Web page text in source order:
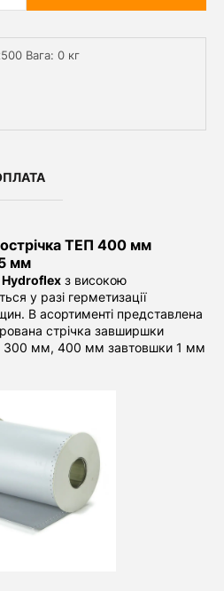
Вага: 0 кг
ТЕП 400 мм
мм
Hydroflex з високою
у разі герметизації
В асортименті представлена
стрічка завширшки
мм, 400 мм завтовшки 1 мм